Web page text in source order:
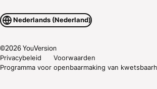
Nederlands (Nederland)
©2026YouVersion
Privacybeleid
Voorwaarden
Programma voor openbaarmaking van